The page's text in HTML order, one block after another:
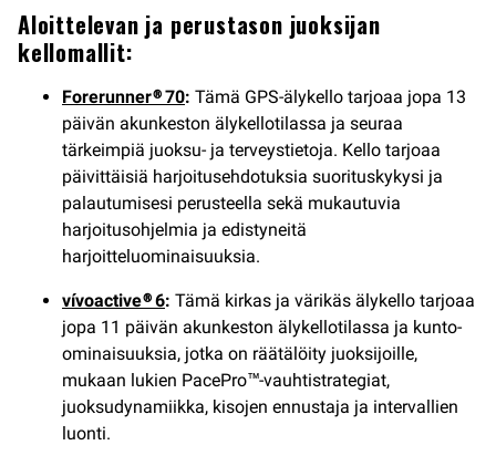
Aloittelevan ja perustason juoksijan
kellomallit:
Forerunner® 70: Tämä GPS-älykello tarjoaa jopa 13
päivän akunkeston älykellotilassa ja seuraa
tärkeimpiä juoksu- ja terveystietoja. Kello tarjoaa
päivittäisiä harjoitusehdotuksia suorituskykysi ja
palautumisesi perusteella sekä mukautuvia
harjoitusohjelmia ja edistyneitä
harjoitteluominaisuuksia.
vívoactive® 6: Tämä kirkas ja värikäs älykello tarjoaa
jopa 11 päivän akunkeston älykellotilassa ja kunto-
ominaisuuksia, jotka on räätälöity juoksijoille,
mukaan lukien PacePro™-vauhtistrategiat,
juoksudynamiikka, kisojen ennustaja ja intervallien
luonti.